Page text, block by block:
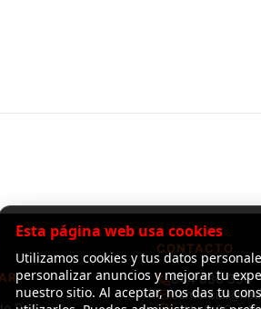
CONTACTO
644 030 396
Esta página web usa cookies
Utilizamos cookies y tus datos
personalizar anuncios y mejorar tu
nuestro sitio. Al aceptar, nos das tu